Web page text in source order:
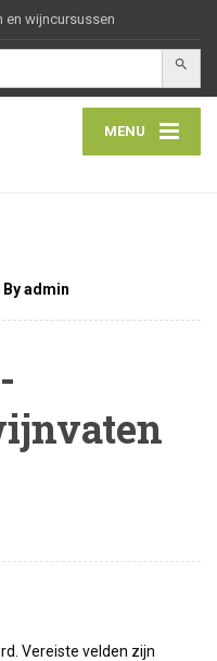
en wijncursussen
MENU
By admin
Vereiste velden zijn